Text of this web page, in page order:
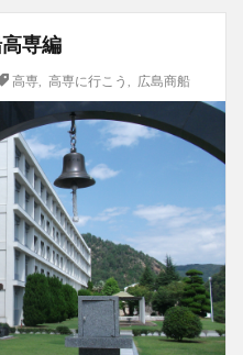
専編
高専, 高専に行こう 広島商船